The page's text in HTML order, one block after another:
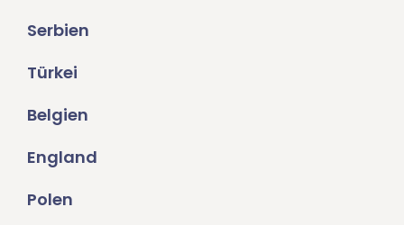
Serbien
Türkei
Belgien
England
Polen